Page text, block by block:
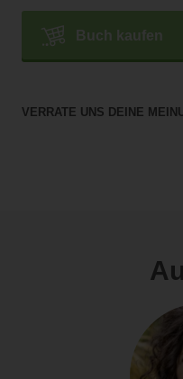
Buch kaufen
VERRATE UNS DEINE